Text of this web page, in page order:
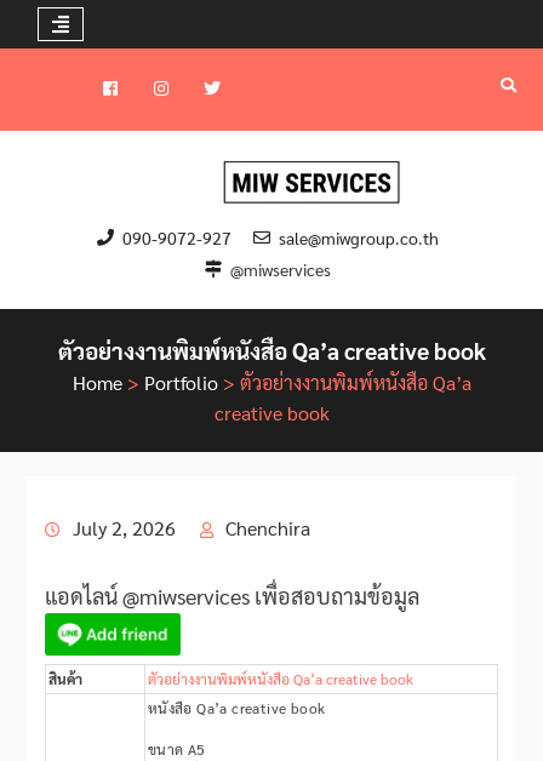
090-9072-927
sale@miwgroup.co.th
@miwservices
ตัวอย่างงานพิมพ์หนังสือ Qa’a creative book
Home> Portfolio> ตัวอย่างงานพิมพ์หนังสือ Qa’a
creative book
July 2, 2026 Chenchira
แอดไลน์ @miwservices เพื่อสอบถามข้อมูล
สินค้า ตัวอย่างงานพิมพ์หนังสือ Qa’a creative book
หนังสือ Qa’a creative book
ขนาด A5